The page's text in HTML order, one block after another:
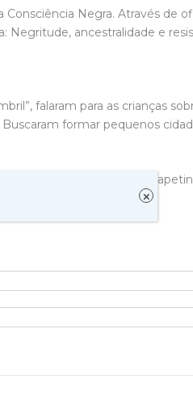
Negra. Através de
Negritude, ancestralidade e
falaram para as crianças
Buscaram formar pequenos
A Prefeitura de
×